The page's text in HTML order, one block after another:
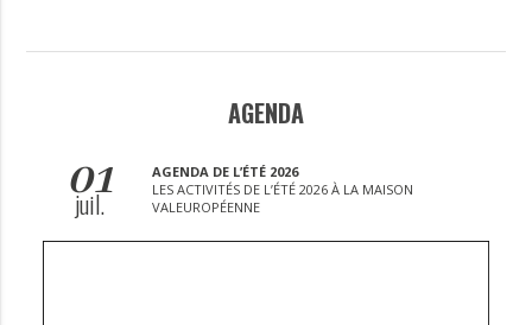
AGENDA
01
juil.
AGENDA DE L’ÉTÉ 2026
LES ACTIVITÉS DE L’ÉTÉ 2026 À LA MAISON
VALEUROPÉENNE